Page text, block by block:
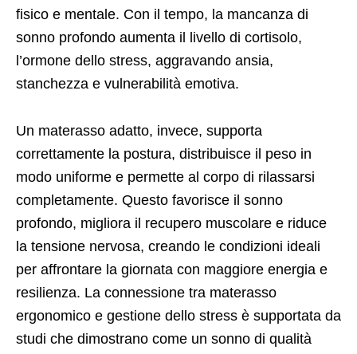
fisico e mentale. Con il tempo, la mancanza di
sonno profondo aumenta il livello di cortisolo,
l’ormone dello stress, aggravando ansia,
stanchezza e vulnerabilità emotiva.
Un materasso adatto, invece, supporta
correttamente la postura, distribuisce il peso in
modo uniforme e permette al corpo di rilassarsi
completamente. Questo favorisce il sonno
profondo, migliora il recupero muscolare e riduce
la tensione nervosa, creando le condizioni ideali
per affrontare la giornata con maggiore energia e
resilienza. La connessione tra materasso
ergonomico e gestione dello stress è supportata da
studi che dimostrano come un sonno di qualità